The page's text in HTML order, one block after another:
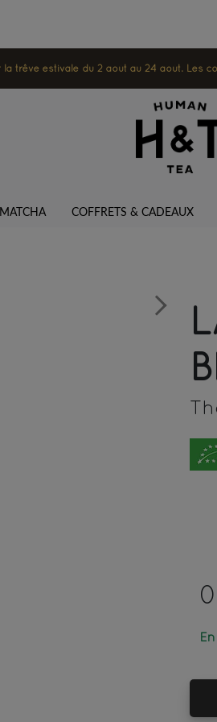
trêve estivale du 2 août au 24 août. Les
COFFRETS & CADEAUX
Next